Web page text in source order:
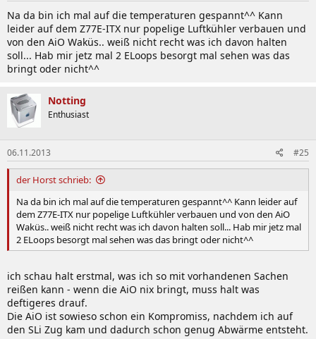
Na da bin ich mal auf die temperaturen gespannt^^ Kann
leider auf dem Z77E-ITX nur popelige Luftkühler verbauen und
von den AiO Waküs.. weiß nicht recht was ich davon halten
soll... Hab mir jetz mal 2 ELoops besorgt mal sehen was das
bringt oder nicht^^
Notting
Enthusiast
06.11.2013 #25
der Horst schrieb:
Na da bin ich mal auf die temperaturen gespannt^^ Kann leider auf
dem Z77E-ITX nur popelige Luftkühler verbauen und von den AiO
Waküs.. weiß nicht recht was ich davon halten soll... Hab mir jetz mal
2 ELoops besorgt mal sehen was das bringt oder nicht^^
ich schau halt erstmal, was ich so mit vorhandenen Sachen
reißen kann - wenn die AiO nix bringt, muss halt was
deftigeres drauf.
Die AiO ist sowieso schon ein Kompromiss, nachdem ich auf
den SLi Zug kam und dadurch schon genug Abwärme entsteht.